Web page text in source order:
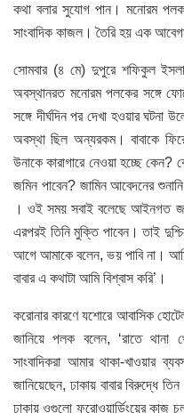
কথা বলার সুযোগ পান। মনোরম
সাংবাদিক কাজল। তৈরি হয় এক
সোমবার (৪ মে) দুপুরে শফিকুল
অবস্থানরত মনোরম পলকের সঙ্গে
সঙ্গে দীর্ঘদিন পর দেখা হওয়ার
অবস্থা ছিল অন্যরকম। বাবাকে
উনাকে কারাগারে নেওয়া হচ্ছে কেন?
জমিন পাবেন? জামিন আবেদনের
। ওই সময় সবাই বলেছে আইনগত
এরপরই তিনি মুক্তি পাবেন। তাই
আগে আমাকে বলেন, ভয় পাবি না।
বাবার এ কথাটা আমি বিশ্বাস করি’।
করোনার কারণে যশোরে আবাসিক
জানিয়ে পলক বলেন, ‘রাতে
সাংবাদিকরা আমার থাকা-খাওয়ার
জানিয়েছেন, ঢাকায় বাবার বিরুদ্ধে
ঢাকায় ওগুলো ফরোওয়ার্ডিংয়ের কাজ